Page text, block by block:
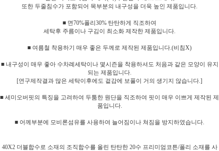
또한 두줄침수가 포함되어 목부분의 내구성을 더욱 높인 제품입니다.
■ 면70%폴리30% 탄탄하게 직조하여
세탁후 주름이나 구김이 최소화 제작한 제품입니다.
■ 여름철 착용하기 매우 좋은 두께로 제작된 제품입니다.(비침X)
■ 내구성이 매우 좋아 수차례세탁이나 몇시즌을 착용하셔도 처음과 같은 모양이 유지
되는 제품입니다.
[연구제작결과 많은 세탁이후에도 겉감에 보풀이 거의 생기지 않습니다.]
■ 세미오버핏의 특징을 고려하여 두툼한 원단을 직조하여 핏이 매우 이쁘게 제작된 제
품입니다.
■ 어께부분에 모비론섬유를 사용하여 늘어짐이나 쳐짐을 방지하였습니다.
40X2 더블합수로 소재의 조직합수를 올린 탄탄한 20수 프리미엄코튼/폴리 소재를 사